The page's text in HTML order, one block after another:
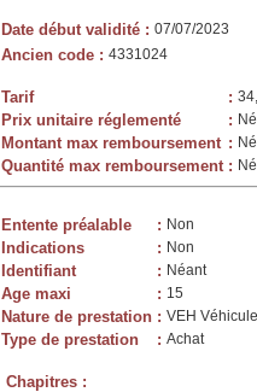
Date début validité : 07/07/2023
Ancien code : 4331024
Tarif :
Prix unitaire réglementé :
Montant max remboursement :
Quantité max remboursement :
Entente préalable : Non
Indications : Non
Identifiant : Néant
Age maxi : 15
Nature de prestation : VEH
Type de prestation : Achat
Chapitres :